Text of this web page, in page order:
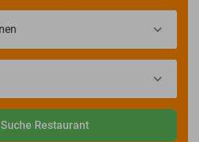
Suche Restaurant